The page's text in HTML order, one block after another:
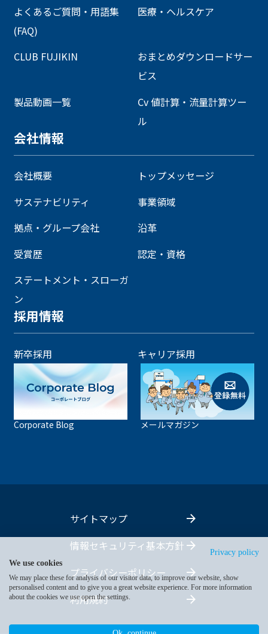
よくあるご質問・用語集
(FAQ)
医療・ヘルスケア
CLUB FUJIKIN
おまとめダウンロードサー
ビス
製品動画一覧
Cv 値計算・流量計算ツー
ル
会社情報
会社概要
トップメッセージ
サステナビリティ
事業領域
拠点・グループ会社
沿革
受賞歴
認定・資格
ステートメント・スローガ
ン
採用情報
新卒採用 キャリア採用
Corporate Blog メールマガジン
サイトマップ
情報セキュリティ基本方針
プライバシーポリシー
利用規約
Privacy policy
We use cookies
We may place these for analysis of our visitor data, to improve our website, show
personalised content and to give you a great website experience. For more information
about the cookies we use open the settings.